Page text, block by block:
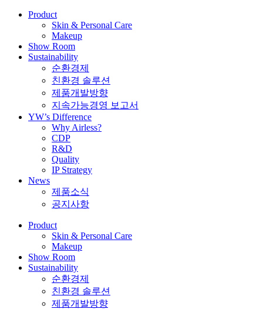
Product
Skin & Personal Care
Makeup
Show Room
Sustainability
순환경제
친환경 솔루션
제품개발방향
지속가능경영 보고서
YW’s Difference
Why Airless?
CDP
R&D
Quality
IP Strategy
News
제품소식
공지사항
Product
Skin & Personal Care
Makeup
Show Room
Sustainability
순환경제
친환경 솔루션
제품개발방향